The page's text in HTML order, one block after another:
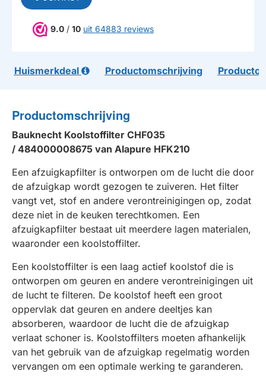
9.0 / 10 uit 64883 reviews
Huismerkdeal Productomschrijving
Productomschrijving
Bauknecht Koolstoffilter CHF035
/ 484000008675 van Alapure HFK210
Een afzuigkapfilter is ontworpen om de lucht die door
de afzuigkap wordt gezogen te zuiveren. Het filter
vangt vet, stof en andere verontreinigingen op, zodat
deze niet in de keuken terechtkomen. Een
afzuigkapfilter bestaat uit meerdere lagen materialen,
waaronder een koolstoffilter.
Een koolstoffilter is een laag actief koolstof die is
ontworpen om geuren en andere verontreinigingen uit
de lucht te filteren. De koolstof heeft een groot
oppervlak dat geuren en andere deeltjes kan
absorberen, waardoor de lucht die de afzuigkap
verlaat schoner is. Koolstoffilters moeten afhankelijk
van het gebruik van de afzuigkap regelmatig worden
vervangen om een optimale werking te garanderen.